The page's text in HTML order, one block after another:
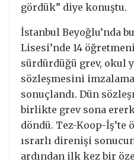
gördük” diye konuştu.
İstanbul Beyoğlu’nda
Lisesi’nde 14
sürdürdüğü grev, okul
sözleşmesini
sonuçlandı. Dün
birlikte grev sona
döndü. Tez-Koop-
ısrarlı direnişi
ardından ilk kez bir